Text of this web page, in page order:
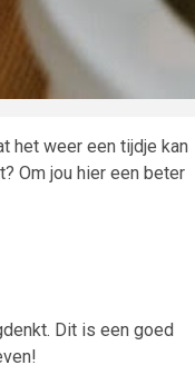
het weer een tijdje kan
Om jou hier een beter
Dit is een goed